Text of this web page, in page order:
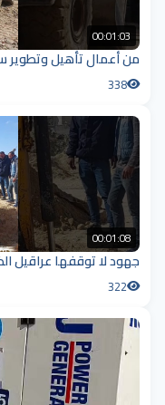
00:01:03
من أعمال تأهيل وتطوير
338
00:01:08
جهود لا توقفها عراقيل
322